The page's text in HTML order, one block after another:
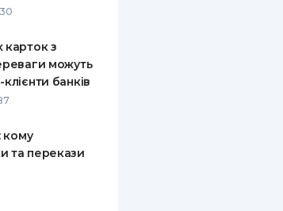
карток з
можуть
банків
кому
та перекази